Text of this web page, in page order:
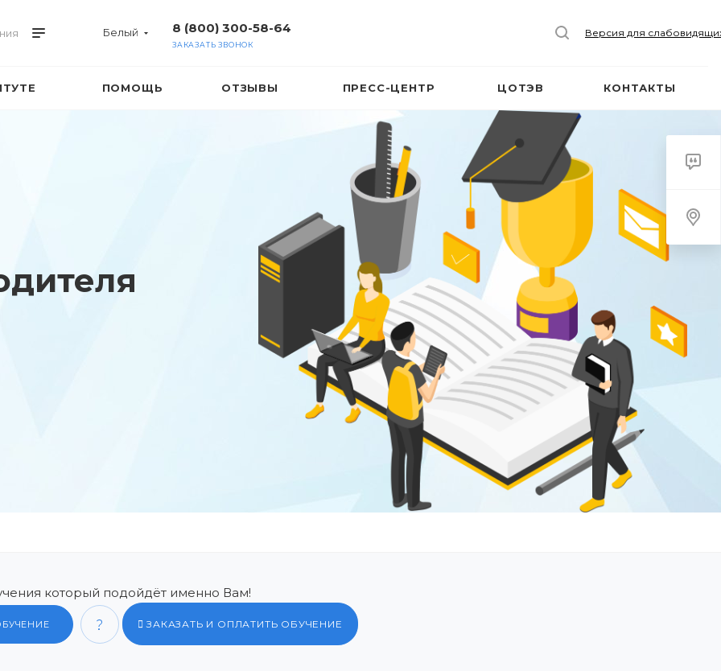
Белый 8 (800) 300-58-64
ЗАКАЗАТЬ ЗВОНОК
Версия для
ПОМОЩЬ ОТЗЫВЫ ПРЕСС-ЦЕНТР ЦОТЭВ КОНТАКТЫ
который подойдёт именно Вам!
ЗАКАЗАТЬ И ОПЛАТИТЬ ОБУЧЕНИЕ